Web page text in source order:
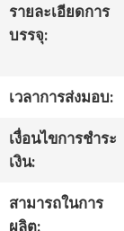
โรงงาน
ควบคุม
คุณภาพ
ติดต่อ
รายละเอียดการ
บรรจุ:
เวลาการส่งมอบ:
เงื่อนไขการชำระ
เงิน:
สามารถในการ
ผลิต: